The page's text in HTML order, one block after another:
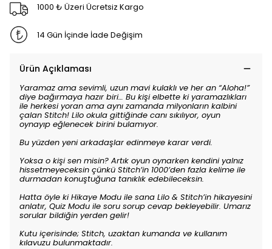
1000 ₺ Üzeri Ücretsiz Kargo
14 Gün İçinde İade Değişim
Ürün Açıklaması
Yaramaz ama sevimli, uzun mavi kulaklı ve her an “Aloha!”
diye bağırmaya hazır biri… Bu kişi elbette ki yaramazlıkları
ile herkesi yoran ama aynı zamanda milyonların kalbini
çalan Stitch! Lilo okula gittiğinde canı sıkılıyor, oyun
oynayıp eğlenecek birini bulamıyor.
Bu yüzden yeni arkadaşlar edinmeye karar verdi.
Yoksa o kişi sen misin? Artık oyun oynarken kendini yalnız
hissetmeyeceksin çünkü Stitch’in 1000’den fazla kelime ile
durmadan konuştuğuna tanıklık edebileceksin.
Hatta öyle ki Hikaye Modu ile sana Lilo & Stitch’in hikayesini
anlatır, Quiz Modu ile soru sorup cevap bekleyebilir. Umarız
sorular bildiğin yerden gelir!
Kutu içerisinde; Stitch, uzaktan kumanda ve kullanım
kılavuzu bulunmaktadır.